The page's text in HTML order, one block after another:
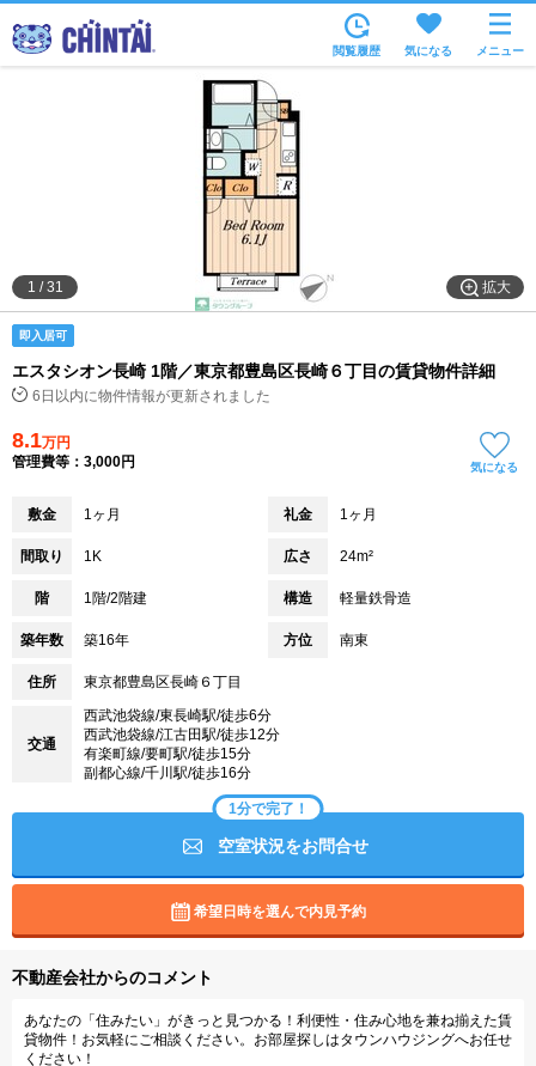
沿線・駅から
住所から
家賃相場から
不動産会社から
閲覧履歴 気になる メニュー
拡大
1 /31
即入居可
エスタシオン長崎 1階／東京都豊島区長崎６丁目の賃貸物件詳細
6日以内に物件情報が更新されました
8.1万円
管理費等：3,000円
気になる
敷金 1ヶ月 礼金 1ヶ月
間取り 1K 広さ 24m²
階 1階/2階建 構造 軽量鉄骨造
築年数 築16年 方位 南東
住所 東京都豊島区長崎６丁目
交通
西武池袋線/東長崎駅/徒歩6分
西武池袋線/江古田駅/徒歩12分
有楽町線/要町駅/徒歩15分
副都心線/千川駅/徒歩16分
1分で完了！
空室状況をお問合せ
希望日時を選んで内見予約
不動産会社からのコメント
あなたの「住みたい」がきっと見つかる！利便性・住み心地を兼ね揃えた賃
貸物件！お気軽にご相談ください。お部屋探しはタウンハウジングへお任せ
ください！